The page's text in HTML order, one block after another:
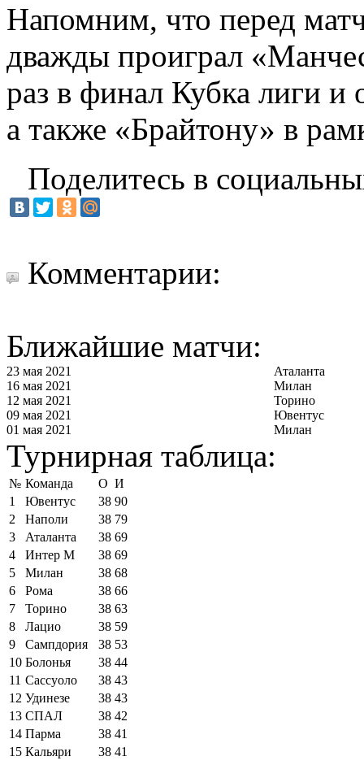
Напомним, что перед
дважды проиграл
раз в финал Кубка лиги и
а также «Брайтону» в
Поделитесь в
Комментарии:
Ближайшие матчи:
23 мая 2021
Аталанта
16 мая 2021
Милан
12 мая 2021
Торино
09 мая 2021
Ювентус
01 мая 2021
Милан
Турнирная таблица:
№ Команда О И
1
Ювентус 38 90
2
Наполи 38 79
3
Аталанта 38 69
4
Интер М 38 69
5
Милан 38 68
6
Рома 38 66
7
Торино 38 63
8
Лацио 38 59
9
Сампдория 38 53
10 Болонья 38 44
11 Сассуоло 38 43
12 Удинезе 38 43
13 СПАЛ 38 42
14 Парма 38 41
15 Кальяри 38 41